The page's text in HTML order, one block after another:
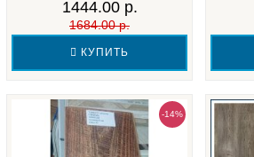
1444.00 р.
1684.00 р.
КУПИТЬ
-14%